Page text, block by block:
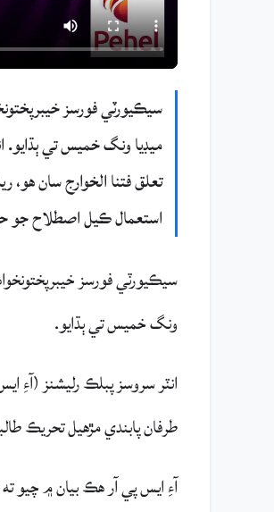
ميڊيا ونگ خميس تي ٻڌايو.
تعلق فتنا الخوارج سان
استعمال ڪيل اصطلاح جو
ونگ خميس تي ٻڌايو.
انٽر سروسز پبلڪ رليشنز (آءِ
طرفان پابندي مڙهيل تحريڪ
آءِ ايس پي آر هڪ بيان ۾ چيو